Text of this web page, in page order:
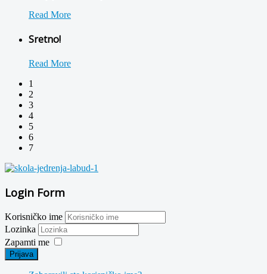
Read More
Sretno!
Read More
1
2
3
4
5
6
7
Login Form
Korisničko ime
Lozinka
Zapamti me
Prijava